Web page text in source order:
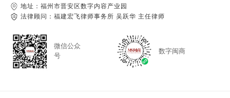
地址：福州市晋安区数字内容产业园
法律顾问：福建宏飞律师事务所 吴跃华 主任律师
微信公众
号
数字闽商